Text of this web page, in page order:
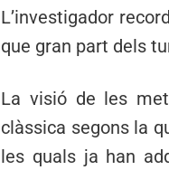
L’investigador
que gran part dels
La visió de les
clàssica segons la
les quals ja han